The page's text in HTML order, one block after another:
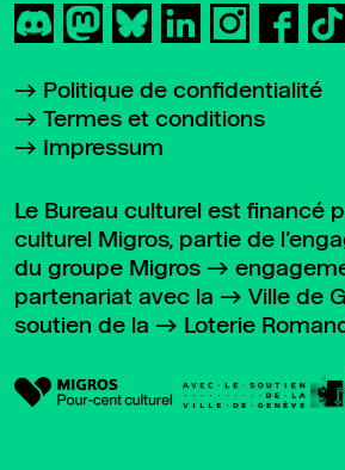
Politique de confidentialité
Termes et conditions
Impressum
Le Bureau culturel est financé
culturel Migros, partie de
du groupe Migros
partenariat avec la
Ville de
soutien de la
Loterie